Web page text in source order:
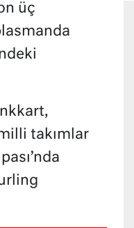
üç
takımlar